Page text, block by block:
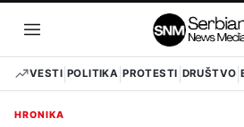
sadržaj
Otvori
meni
VESTI POLITIKA PROTESTI DRUŠTVO
HRONIKA